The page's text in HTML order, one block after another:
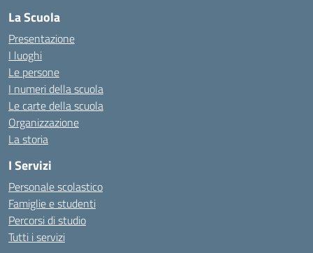
La Scuola
Presentazione
I luoghi
Le persone
I numeri della scuola
Le carte della scuola
Organizzazione
La storia
I Servizi
Personale scolastico
Famiglie e studenti
Percorsi di studio
Tutti i servizi